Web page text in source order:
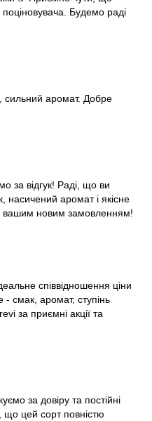
Будемо раді
сильний аромат. Добре
за відгук! Раді, що ви
насичений аромат і якісне
вашим новим замовленням!
співвідношення ціни
- смак, аромат, ступінь
за приємні акції та
за довіру та постійні
цей сорт повністю